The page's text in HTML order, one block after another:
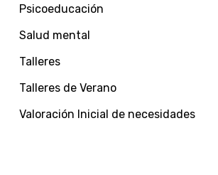
Psicoeducación
Salud mental
Talleres
Talleres de Verano
Valoración Inicial de necesidades